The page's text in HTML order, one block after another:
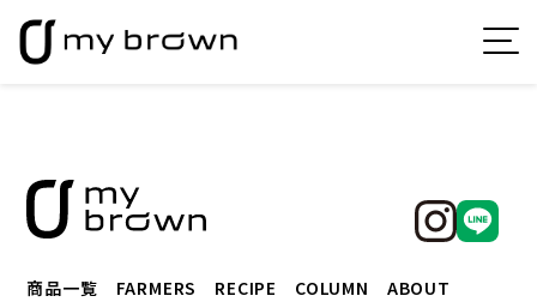
商品一覧 FARMERS RECIPE COLUMN
ABOUT